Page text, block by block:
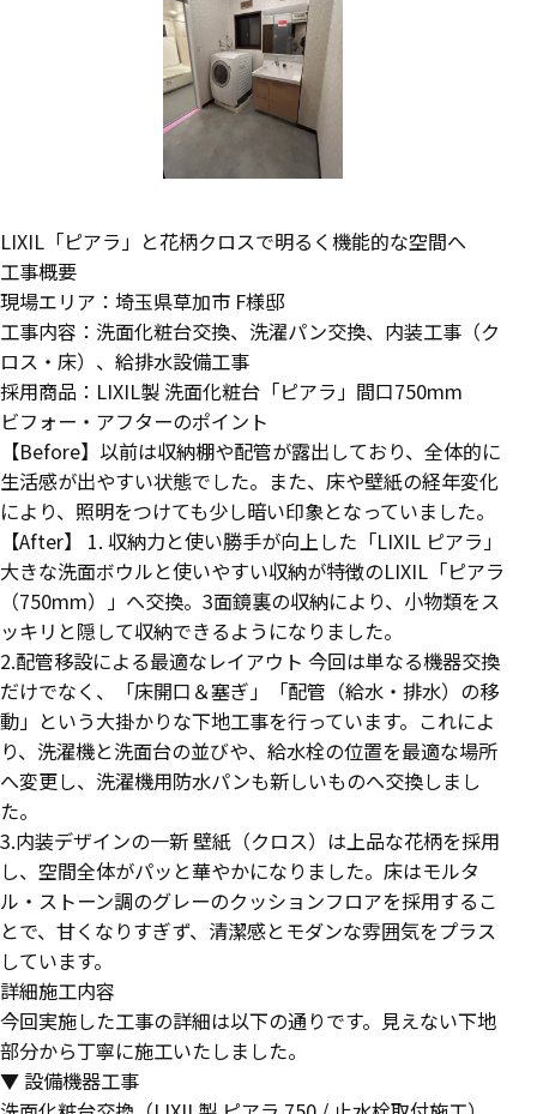
LIXIL「ピアラ」と花柄クロスで明るく機能的な空間へ
工事概要
現場エリア：埼玉県草加市 F様邸
工事内容：洗面化粧台交換、洗濯パン交換、内装工事（ク
ロス・床）、給排水設備工事
採用商品：LIXIL製 洗面化粧台「ピアラ」間口750mm
ビフォー・アフターのポイント
【Before】以前は収納棚や配管が露出しており、全体的に
生活感が出やすい状態でした。また、床や壁紙の経年変化
により、照明をつけても少し暗い印象となっていました。
【After】 1. 収納力と使い勝手が向上した「LIXIL ピアラ」
大きな洗面ボウルと使いやすい収納が特徴のLIXIL「ピアラ
（750mm）」へ交換。3面鏡裏の収納により、小物類をス
ッキリと隠して収納できるようになりました。
2.配管移設による最適なレイアウト 今回は単なる機器交換
だけでなく、「床開口＆塞ぎ」「配管（給水・排水）の移
動」という大掛かりな下地工事を行っています。これによ
り、洗濯機と洗面台の並びや、給水栓の位置を最適な場所
へ変更し、洗濯機用防水パンも新しいものへ交換しまし
た。
3.内装デザインの一新 壁紙（クロス）は上品な花柄を採用
し、空間全体がパッと華やかになりました。床はモルタ
ル・ストーン調のグレーのクッションフロアを採用するこ
とで、甘くなりすぎず、清潔感とモダンな雰囲気をプラス
しています。
詳細施工内容
今回実施した工事の詳細は以下の通りです。見えない下地
部分から丁寧に施工いたしました。
▼ 設備機器工事